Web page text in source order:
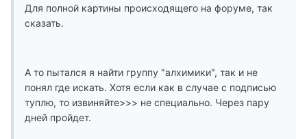
Для полной картины происходящего на форуме, так
сказать.
А то пытался я найти группу "алхимики", так и не
понял где искать. Хотя если как в случае с подписью
туплю, то извиняйте>>> не специально. Через пару
дней пройдет.